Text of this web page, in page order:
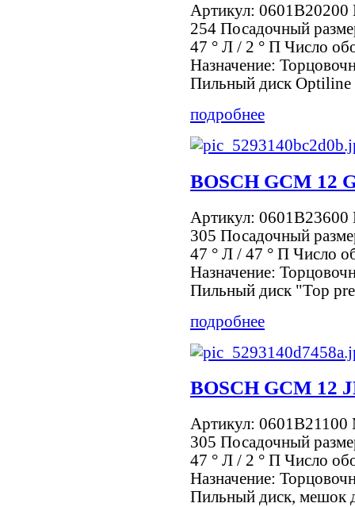
Артикул:
254 Посадочный
47 ° Л / 2 ° П Число
Назначение:
Пильный диск Optiline
подробнее
BOSCH GCM 12
Артикул:
305 Посадочный
47 ° Л / 47 ° П Число
Назначение:
Пильный диск "Top
подробнее
BOSCH GCM 12
Артикул:
305 Посадочный
47 ° Л / 2 ° П Число
Назначение:
Пильный диск, мешок